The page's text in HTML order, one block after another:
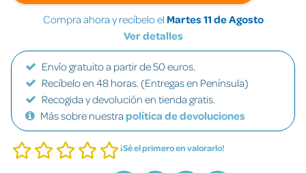
Compra ahora y recíbelo el Martes 11 de Agosto
Ver detalles
Envío gratuito a partir de 50 euros.
Recíbelo en 48 horas. (Entregas en Península)
Recogida y devolución en tienda gratis.
Más sobre nuestra política de devoluciones
¡Sé el primero en valorarlo!